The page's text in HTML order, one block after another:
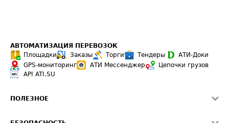
АВТОМАТИЗАЦИЯ ПЕРЕВОЗОК
Площадки
Заказы Торги Тендеры
АТИ-Доки
GPS-мониторинг
АТИ Мессенджер
Цепочки грузов
API ATI.SU
ПОЛЕЗНОЕ